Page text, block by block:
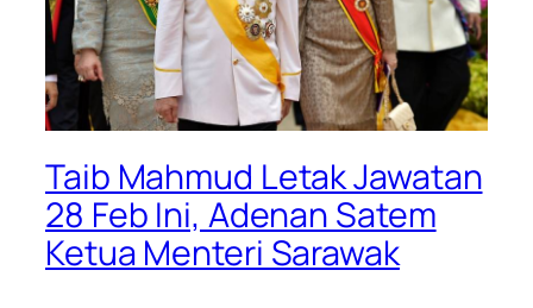
Taib Mahmud Letak Jawatan
28 Feb Ini, Adenan Satem
Ketua Menteri Sarawak